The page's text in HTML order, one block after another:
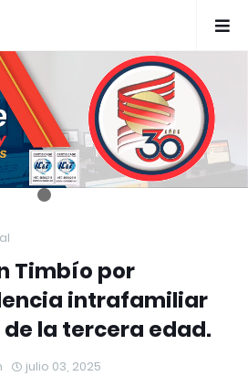
Timbío por
intrafamiliar
la tercera edad.
julio 03, 2025